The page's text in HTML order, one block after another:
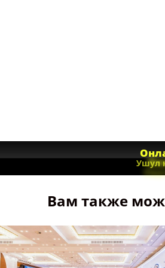
Ушул
Вам также